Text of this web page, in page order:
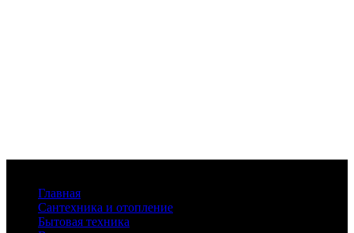
Главная
Сантехника и отопление
Бытовая техника